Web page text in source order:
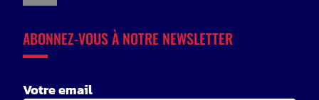
ABONNEZ-VOUS À NOTRE NEWSLETTER
Votre email